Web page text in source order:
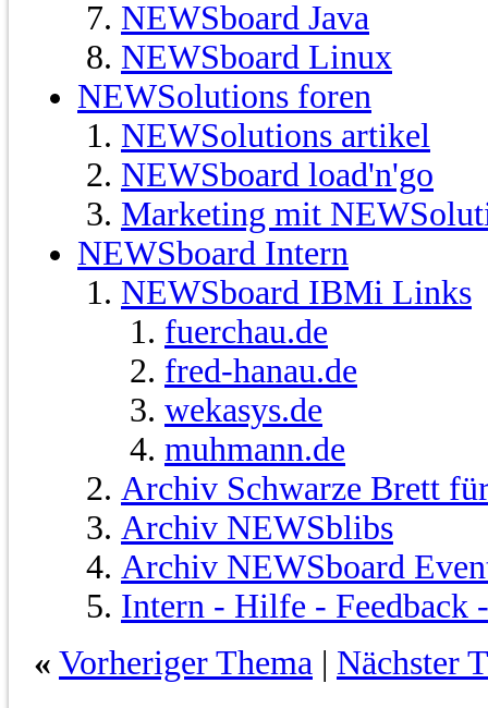
NEWSboard Java
NEWSboard Linux
NEWSolutions foren
NEWSolutions artikel
NEWSboard load'n'go
Marketing mit
NEWSboard Intern
NEWSboard IBMi Links
fuerchau.de
fred-hanau.de
wekasys.de
muhmann.de
Archiv Schwarze Brett
Archiv NEWSblibs
Archiv NEWSboard
Intern - Hilfe - Feedback
« Vorheriger Thema | Nächster